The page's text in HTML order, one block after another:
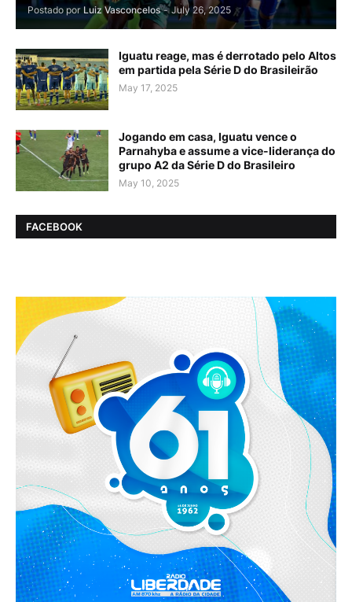
Postado por Luiz Vasconcelos - July 26, 2025
Iguatu reage, mas é derrotado pelo Altos
em partida pela Série D do Brasileirão
May 17, 2025
Jogando em casa, Iguatu vence o
Parnahyba e assume a vice-liderança do
grupo A2 da Série D do Brasileiro
May 10, 2025
FACEBOOK